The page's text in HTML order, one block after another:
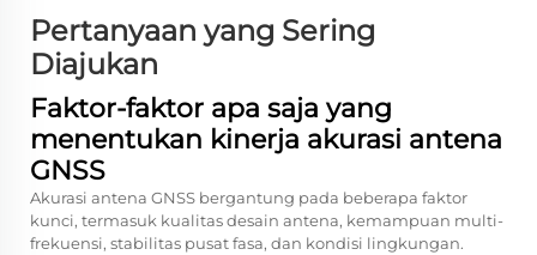
Pertanyaan yang Sering
Diajukan
Faktor-faktor apa saja yang
menentukan kinerja akurasi antena
GNSS
Akurasi antena GNSS bergantung pada beberapa faktor
kunci, termasuk kualitas desain antena, kemampuan multi-
frekuensi, stabilitas pusat fasa, dan kondisi lingkungan.